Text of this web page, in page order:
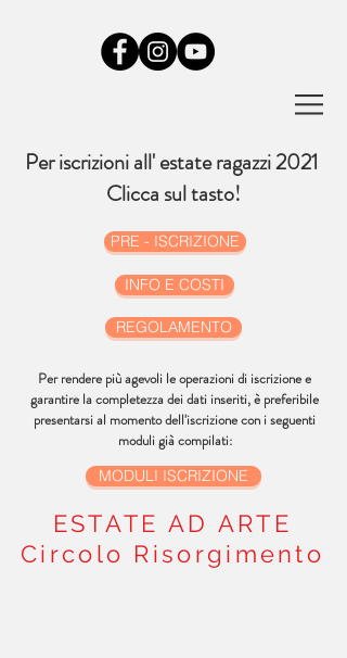
Per iscrizioni all' estate ragazzi 2021
Clicca sul tasto!
PRE - ISCRIZIONE
INFO E COSTI
REGOLAMENTO
Per rendere più agevoli le operazioni di iscrizione e
garantire la completezza dei dati inseriti, è preferibile
presentarsi al momento dell'iscrizione con i seguenti
moduli già compilati:
MODULI ISCRIZIONE
ESTATE AD ARTE
Circolo Risorgimento